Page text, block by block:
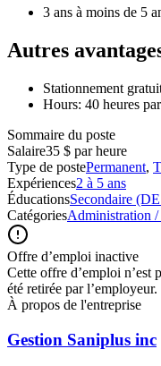
3 ans à moins de 5
Autres
Stationnement
Hours: 40 heures
Sommaire du poste
Salaire35 $ par heure
Type de postePermanent,
Expériences2 à 5 ans
ÉducationsSecondaire
CatégoriesAdministration
Offre d’emploi inactive
Cette offre d’emploi n’est
été retirée par l’employeur.
À propos de l'entreprise
Gestion Saniplus inc